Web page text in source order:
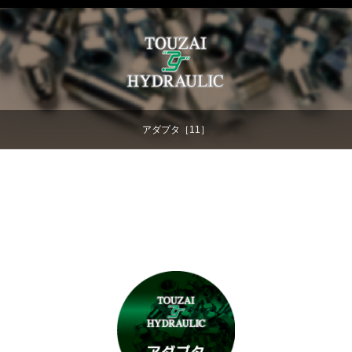
アダプタ［11］